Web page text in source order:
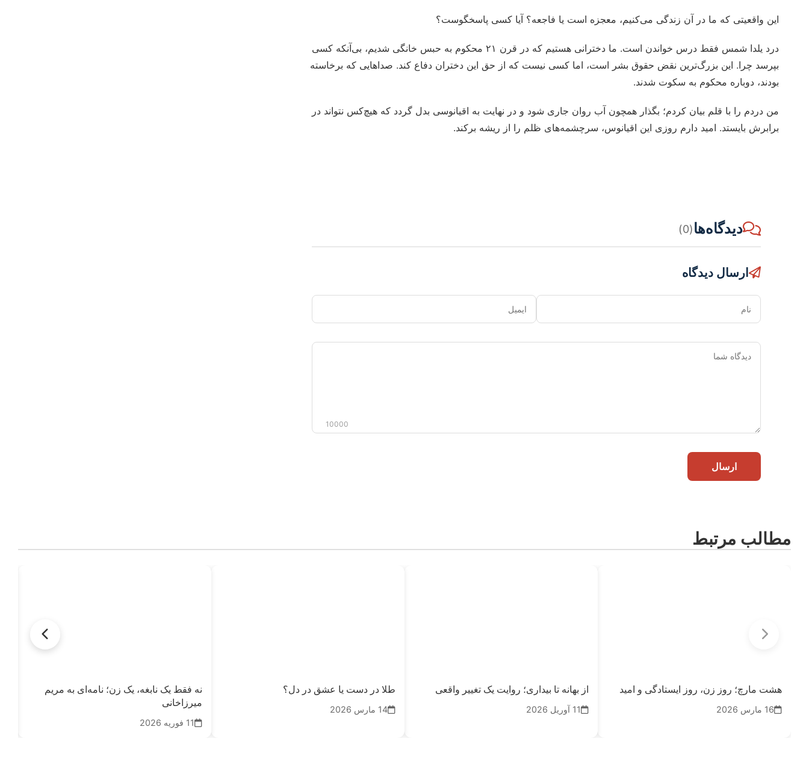
این واقعیتی که ما در آن زندگی می‌کنیم، معجزه است یا فاجعه؟ آیا کسی پاسخگوست؟
درد یلدا شمس فقط درس خواندن است. ما دخترانی هستیم که در قرن ۲۱ محکوم به حبس خانگی شدیم، بی‌آنکه کسی
بپرسد چرا. این بزرگ‌ترین نقض حقوق بشر است، اما کسی نیست که از حق این دختران دفاع کند. صداهایی که برخاسته
بودند، دوباره محکوم به سکوت شدند.
من دردم را با قلم بیان کردم؛ بگذار همچون آب روان جاری شود و در نهایت به اقیانوسی بدل گردد که هیچ‌کس نتواند در
برابرش بایستد. امید دارم روزی این اقیانوس، سرچشمه‌های ظلم را از ریشه برکند.
دیدگاه‌ها(0)
ارسال دیدگاه
نام ایمیل
دیدگاه
10000
ارسال
مطالب مرتبط
هشت مارچ؛ روز زن، روز ایستادگی و امید
16 مارس 2026
از بهانه تا بیداری؛ روایت یک تغییر واقعی
11 آوریل 2026
طلا در دست یا عشق در دل؟
14 مارس 2026
نه فقط یک نابغه، یک زن؛ نامه‌ای به مریم
میرزاخانی
11 فوریه 2026